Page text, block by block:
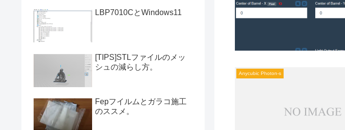
Anycubic Photon-s
LBP7010CとWindows11
[TIPS]STLファイルのメッ
シュの減らし方。
Fepフイルムとガラコ施工
のススメ。